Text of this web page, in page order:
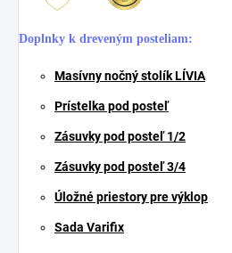
Doplnky k dreveným posteliam:
Masívny nočný stolík LÍVIA
Prístelka pod posteľ
Zásuvky pod posteľ 1/2
Zásuvky pod posteľ 3/4
Úložné priestory pre výklop
Sada Varifix